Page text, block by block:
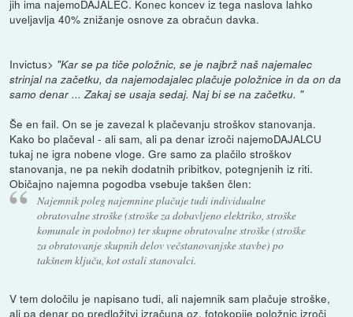
jih ima najemoDAJALEC. Konec koncev iz tega naslova lahko
uveljavlja 40% znižanje osnove za obračun davka.
Invictus> "Kar se pa tiče položnic, se je najbrž naš najemalec
strinjal na začetku, da najemodajalec plačuje položnice in da on da
samo denar ... Zakaj se usaja sedaj. Naj bi se na začetku. "
Še en fail. On se je zavezal k plačevanju stroškov stanovanja.
Kako bo plačeval - ali sam, ali pa denar izroči najemoDAJALCU
tukaj ne igra nobene vloge. Gre samo za plačilo stroškov
stanovanja, ne pa nekih dodatnih pribitkov, potegnjenih iz riti.
Običajno najemna pogodba vsebuje takšen člen:
Najemnik poleg najemnine plačuje tudi individualne
obratovalne stroške (stroške za dobavljeno elektriko, stroške
komunale in podobno) ter skupne obratovalne stroške (stroške
za obratovanje skupnih delov večstanovanjske stavbe) po
takšnem ključu, kot ostali stanovalci.
V tem določilu je napisano tudi, ali najemnik sam plačuje stroške,
ali pa denar po predložitvi izračuna oz. fotokopije položnic izroči